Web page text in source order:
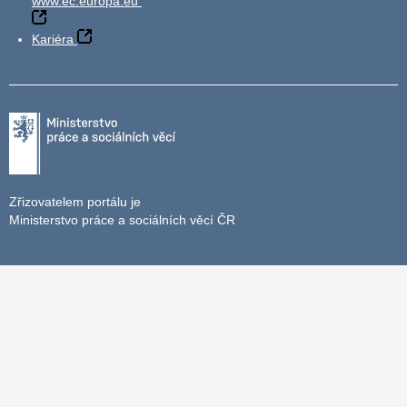
Kariéra
Zřizovatelem portálu je
Ministerstvo práce a sociálních věcí ČR